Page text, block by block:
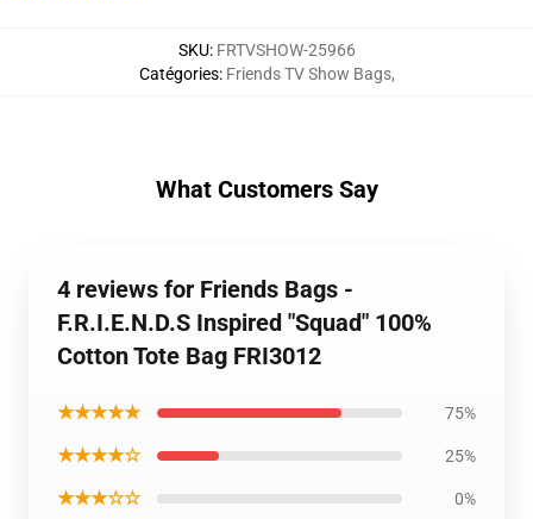
SKU: FRTVSHOW-25966
Catégories: Friends TV Show Bags,
What Customers Say
4 reviews for Friends Bags -
F.R.I.E.N.D.S Inspired "Squad" 100%
Cotton Tote Bag FRI3012
★★★★★ 75%
★★★★☆ 25%
★★★☆☆ 0%